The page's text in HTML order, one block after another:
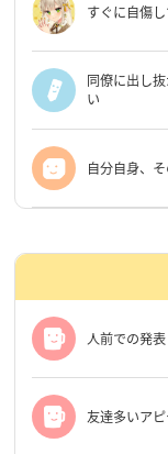
すぐに自傷
同僚に出し
い
自分自身、
人前での発表
友達多いア